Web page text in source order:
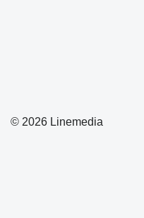
© 2026 Linemedia